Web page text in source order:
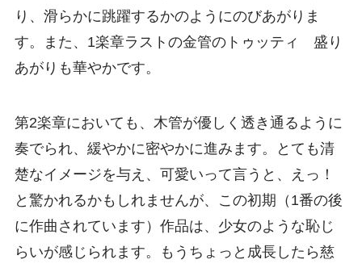
り、滑らかに跳躍するかのようにのびあがりま
す。また、1楽章ラストの金管のトゥッティ 盛り
あがりも華やかです。
第2楽章においても、木管が優しく透き通るように
奏でられ、緩やかに密やかに進みます。とても清
楚なイメージを与え、可愛いって言うと、えっ！
と驚かれるかもしれませんが、この初期（1番の後
に作曲されています）作品は、少女のような恥じ
らいが感じられます。もうちょっと成長したら慈